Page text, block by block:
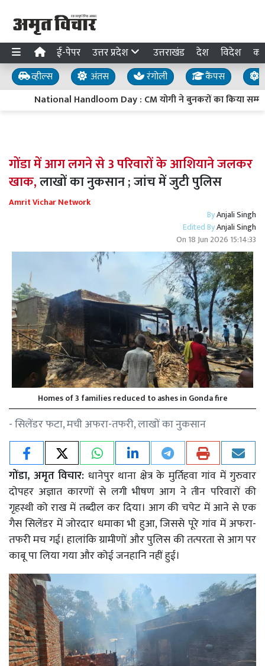
ई-पेपर उत्तर प्रदेश उत्तराखंड देश विदेश
व्हील्स अंतस रंगोली कैंपस
National Handloom Day : CM योगी ने बुनकरों का किया
गोंडा में आग लगने से 3 परिवारों के आशियाने जलकर
खाक,लाखों का नुकसान ; जांच में जुटी पुलिस
Amrit Vichar Network
ByAnjali Singh
Edited ByAnjali Singh
On 18 Jun 2026 15:14:33
Homes of 3 families reduced to ashes in Gonda fire
- सिलेंडर फटा, मची अफरा-तफरी, लाखों का नुकसान
गोंडा, अमृत विचार: धानेपुर थाना क्षेत्र के मुर्तिहवा गांव में गुरुवार
दोपहर अज्ञात कारणों से लगी भीषण आग ने तीन परिवारों की
गृहस्थी को राख में तब्दील कर दिया। आग की चपेट में आने से एक
गैस सिलेंडर में जोरदार धमाका भी हुआ, जिससे पूरे गांव में अफरा-
तफरी मच गई। हालांकि ग्रामीणों और पुलिस की तत्परता से आग पर
काबू पा लिया गया और कोई जनहानि नहीं हुई।